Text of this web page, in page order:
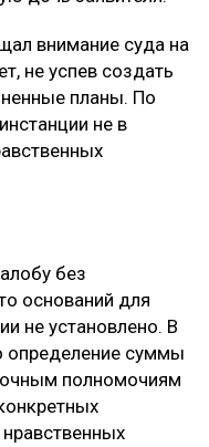
внимание суда на
не успев создать
планы. По
не в
без
оснований для
не установлено. В
определение суммы
полномочиям
нравственных